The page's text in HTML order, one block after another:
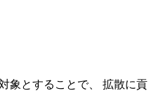
象とすることで、 拡散に貢